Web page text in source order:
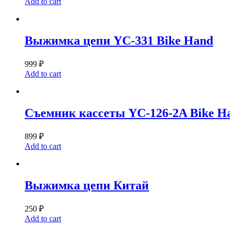
Выжимка цепи YC-331 Bike Hand
999 ₽
Add to cart
Съемник кассеты YC-126-2A Bike
899 ₽
Add to cart
Выжимка цепи Китай
250 ₽
Add to cart